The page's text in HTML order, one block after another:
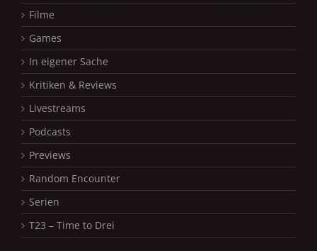
Filme
Games
In eigener Sache
Kritiken & Reviews
Livestreams
Podcasts
Previews
Random Encounter
Serien
T23 – Time to Drei